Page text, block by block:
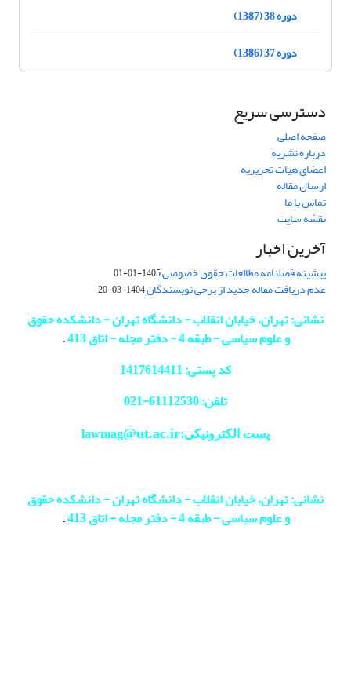
دوره 38 (1387)
دوره 37 (1386)
دسترسی سریع
صفحه اصلی
درباره نشریه
اعضای هیات تحریریه
ارسال مقاله
تماس با ما
نقشه سایت
آخرین اخبار
پیشینه فصلنامه مطالعات حقوق خصوصی1405-01-01
عدم دریافت مقاله جدید از برخی نویسندگان1404-03-20
نشانی: تهران، خیابان انقلاب - دانشگاه تهران - دانشکده حقوق
و علوم سیاسی - طبقه 4 - دفتر مجله - اتاق 413
.
کد پستی: 1417614411
تلفن: 61112530-
021
پست الکترونیکی:lawmag@ut.ac.ir
نشانی: تهران، خیابان انقلاب - دانشگاه تهران - دانشکده حقوق
و علوم سیاسی - طبقه 4 - دفتر مجله - اتاق 413
.